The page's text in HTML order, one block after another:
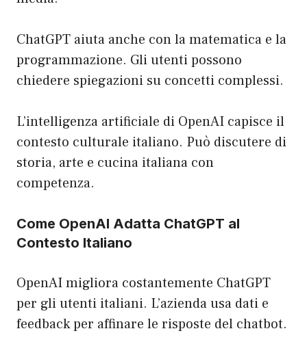
ChatGPT aiuta anche con la matematica e la
programmazione. Gli utenti possono
chiedere spiegazioni su concetti complessi.
L’intelligenza artificiale di OpenAI capisce il
contesto culturale italiano. Può discutere di
storia, arte e cucina italiana con
competenza.
Come OpenAI Adatta ChatGPT al
Contesto Italiano
OpenAI migliora costantemente ChatGPT
per gli utenti italiani. L’azienda usa dati e
feedback per affinare le risposte del chatbot.